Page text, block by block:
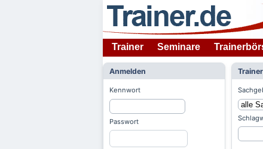
Trainer Seminare
Anmelden
Kennwort
Passwort